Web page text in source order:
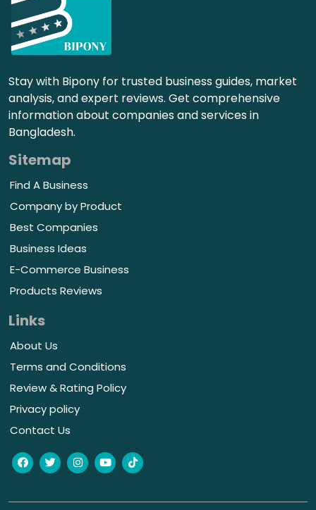
Stay with Bipony for trusted business guides, market
analysis, and expert reviews. Get comprehensive
information about companies and services in
Bangladesh.
Sitemap
Find A Business
Company by Product
Best Companies
Business Ideas
E-Commerce Business
Products Reviews
Links
About Us
Terms and Conditions
Review & Rating Policy
Privacy policy
Contact Us